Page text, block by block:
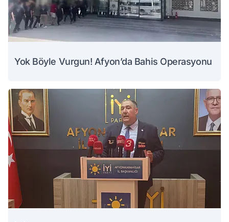
Yok Böyle Vurgun! Afyon’da Bahis Operasyonu